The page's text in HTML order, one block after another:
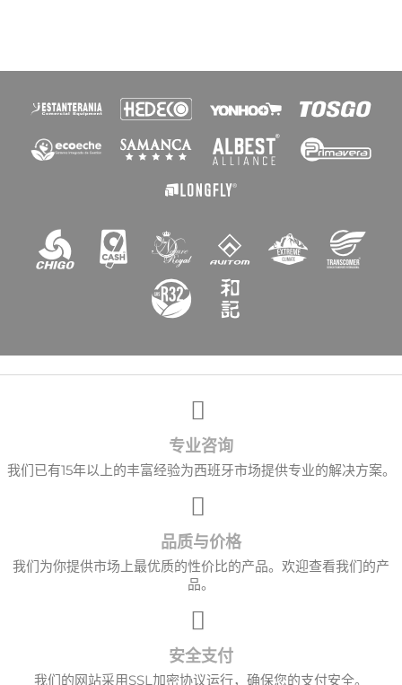
专业咨询
我们已有15年以上的丰富经验为西班牙市场提供专业的解决方案。
品质与价格
我们为你提供市场上最优质的性价比的产品。欢迎查看我们的产
品。
安全支付
我们的网站采用SSL加密协议运行，确保您的支付安全。
创建心愿单 ×